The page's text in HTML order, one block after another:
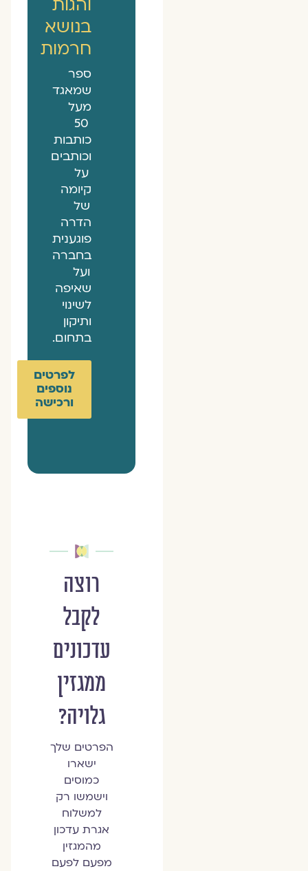
והגות
בנושא
חרמות
ספר
שמאגד
מעל
50
כותבות
וכותבים
על
קיומה
של
הדרה
פוגענית
בחברה
ועל
שאיפה
לשינוי
ותיקון
בתחום.
לפרטים
נוספים
ורכישה
רוצה
לקבל
עדכונים
ממגזין
גלויה?
הפרטים שלך
ישארו
כמוסים
וישמשו רק
למשלוח
אגרת עדכון
מהמגזין
מפעם לפעם